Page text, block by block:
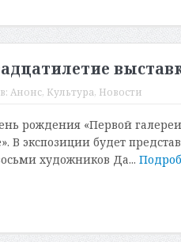
в: Анонс, Культура, Новости
рождения «Первой
В экспозиции будет
художников Да...